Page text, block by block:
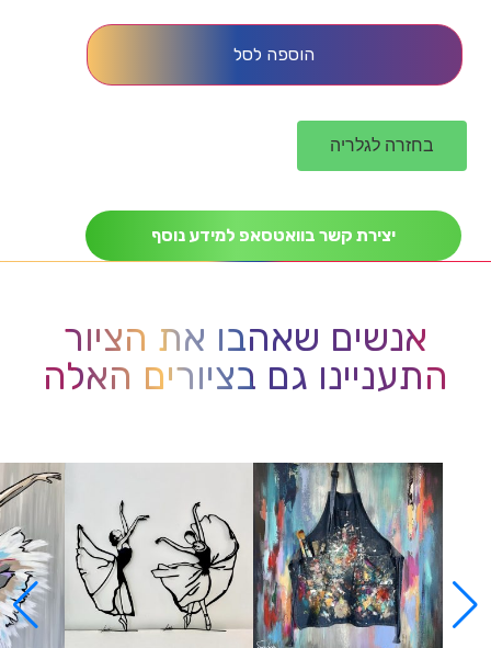
הוספה לסל
בחזרה לגלריה
יצירת קשר בוואטסאפ למידע נוסף
אנשים שאהבו את הציור
התעניינו גם בציורים האלה